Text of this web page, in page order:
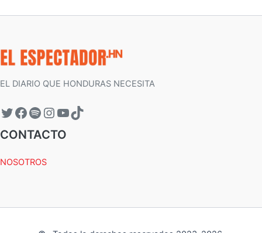
EL DIARIO QUE HONDURAS NECESITA
CONTACTO
NOSOTROS